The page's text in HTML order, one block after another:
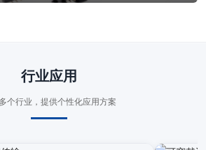
行业应用
个行业，提供个性化应用方案